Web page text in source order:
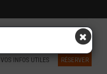
VOS INFOS UTILES RÉSERVER